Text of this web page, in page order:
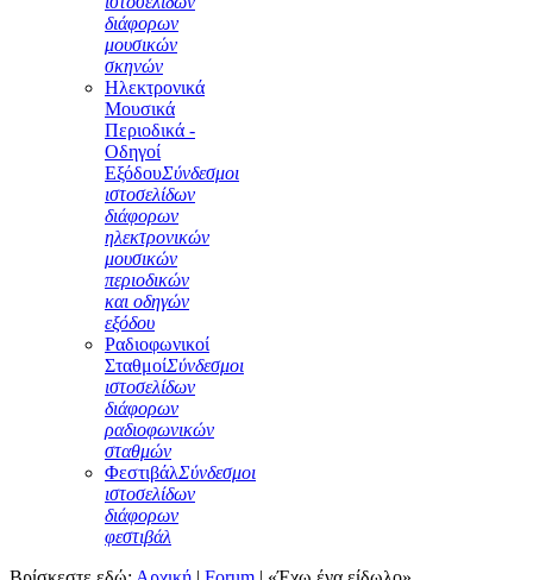
διάφορων
μουσικών
σκηνών
Ηλεκτρονικά
Μουσικά
Περιοδικά -
Οδηγοί
ΕξόδουΣύνδεσμοι
ιστοσελίδων
διάφορων
ηλεκτρονικών
μουσικών
περιοδικών
και οδηγών
εξόδου
Ραδιοφωνικοί
ΣταθμοίΣύνδεσμοι
ιστοσελίδων
διάφορων
ραδιοφωνικών
σταθμών
ΦεστιβάλΣύνδεσμοι
ιστοσελίδων
διάφορων
φεστιβάλ